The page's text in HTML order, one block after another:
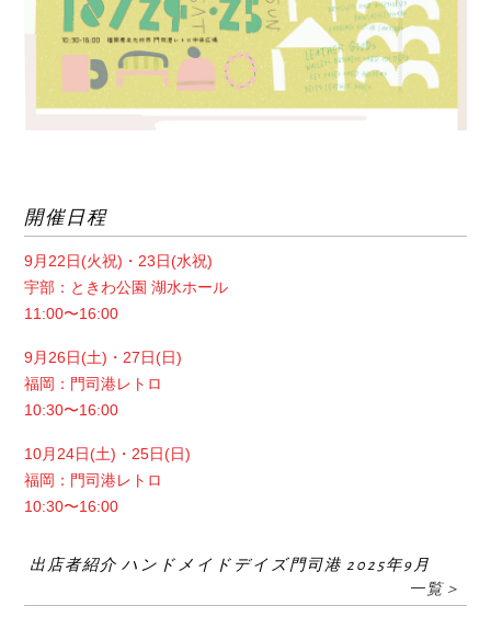
開催日程
9月22日(火祝)・23日(水祝)
宇部：ときわ公園 湖水ホール
11:00〜16:00
9月26日(土)・27日(日)
福岡：門司港レトロ
10:30〜16:00
10月24日(土)・25日(日)
福岡：門司港レトロ
10:30〜16:00
出店者紹介 ハンドメイドデイズ門司港 2025年9月
一覧＞